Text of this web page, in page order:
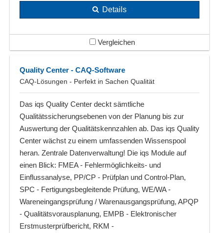
Details
Vergleichen
Quality Center - CAQ-Software
CAQ-Lösungen - Perfekt in Sachen Qualität
Das iqs Quality Center deckt sämtliche
Qualitätssicherungsebenen von der Planung bis zur
Auswertung der Qualitätskennzahlen ab. Das iqs Quality
Center wächst zu einem umfassenden Wissenspool
heran. Zentrale Datenverwaltung! Die iqs Module auf
einen Blick: FMEA - Fehlermöglichkeits- und
Einflussanalyse, PP/CP - Prüfplan und Control-Plan,
SPC - Fertigungsbegleitende Prüfung, WE/WA -
Wareneingangsprüfung / Warenausgangsprüfung, APQP
- Qualitätsvorausplanung, EMPB - Elektronischer
Erstmusterprüfbericht, RKM -